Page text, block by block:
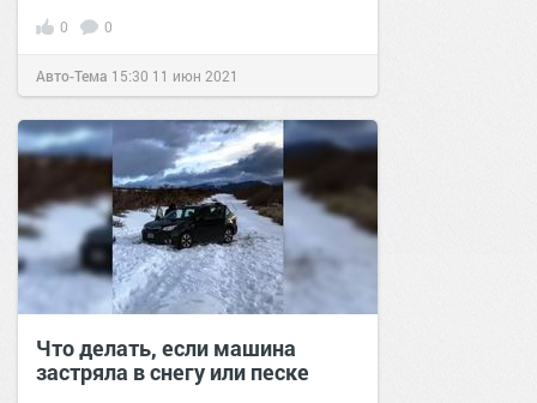
0 0
Авто-Тема 15:30 11 июн 2021
Что делать, если машина
застряла в снегу или песке